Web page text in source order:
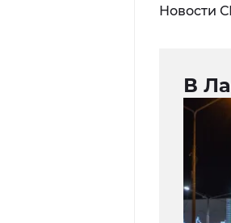
Новости
В